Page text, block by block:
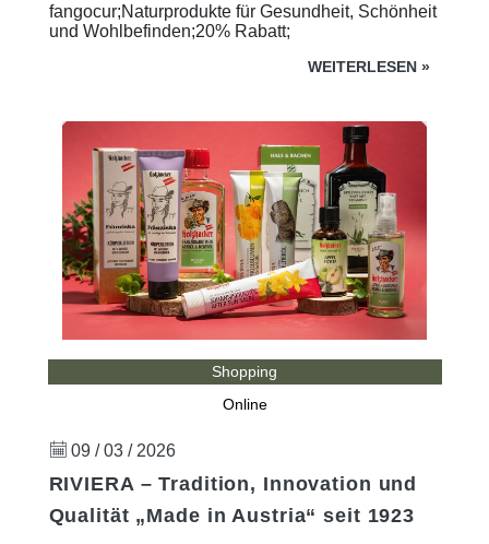
fangocur;Naturprodukte für Gesundheit, Schönheit
und Wohlbefinden;20% Rabatt;
WEITERLESEN »
Shopping
Online
09 / 03 / 2026
RIVIERA – Tradition, Innovation und
Qualität „Made in Austria“ seit 1923